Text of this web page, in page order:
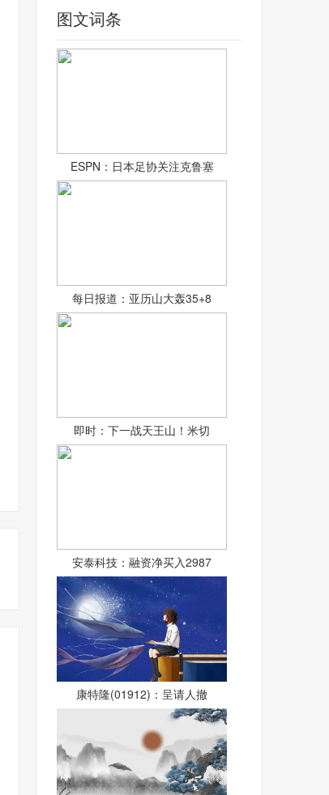
图文词条
ESPN：日本足协关注克鲁塞
每日报道：亚历山大轰35+8
即时：下一战天王山！米切
安泰科技：融资净买入2987
康特隆(01912)：呈请人撤